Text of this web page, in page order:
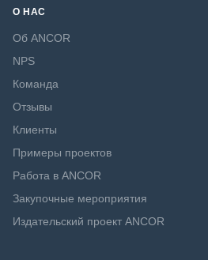
О НАС
Об ANCOR
NPS
Команда
Отзывы
Клиенты
Примеры проектов
Работа в ANCOR
Закупочные мероприятия
Издательский проект ANCOR